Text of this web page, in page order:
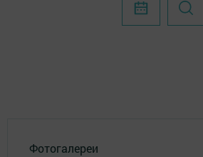
Фотогалереи